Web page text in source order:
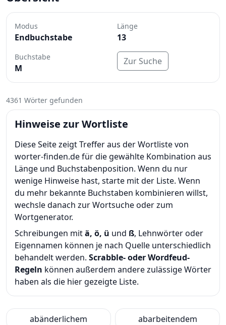
Modus
Endbuchstabe
Länge
13
Buchstabe
M
Zur Suche
4361 Wörter gefunden
Hinweise zur Wortliste
Diese Seite zeigt Treffer aus der Wortliste von
worter-finden.de für die gewählte Kombination aus
Länge und Buchstabenposition. Wenn du nur
wenige Hinweise hast, starte mit der Liste. Wenn
du mehr bekannte Buchstaben kombinieren willst,
wechsle danach zur Wortsuche oder zum
Wortgenerator.
Schreibungen mitä, ö, ü und ß, Lehnwörter oder
Eigennamen können je nach Quelle unterschiedlich
behandelt werden. Scrabble- oder Wordfeud-
Regeln können außerdem andere zulässige Wörter
haben als die hier gezeigte Liste.
abänderlichem abarbeitendem